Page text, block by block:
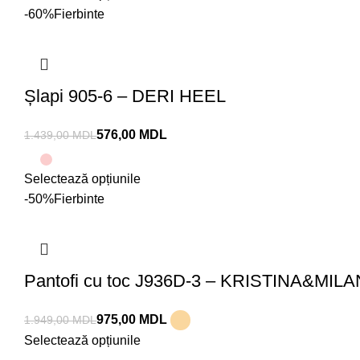
-60%Fierbinte
Șlapi 905-6 – DERI HEEL
1.439,00MDL576,00 MDL
Selectează opțiunile
-50%Fierbinte
Pantofi cu toc J936D-3 –
1.949,00MDL975,00 MDL
Selectează opțiunile